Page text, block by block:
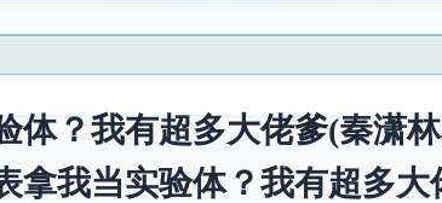
体？我有超多大佬爹(秦潇
拿我当实验体？我有超多大